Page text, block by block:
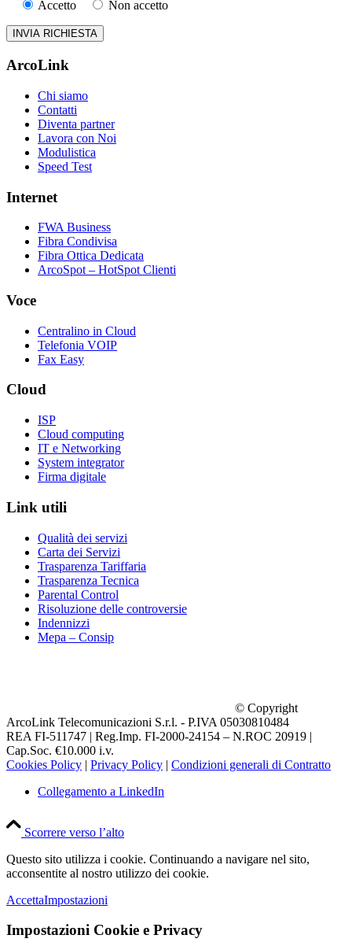
Accetto
Non accetto
ArcoLink
Chi siamo
Contatti
Diventa partner
Lavora con Noi
Modulistica
Speed Test
Internet
FWA Business
Fibra Condivisa
Fibra Ottica Dedicata
ArcoSpot – HotSpot Clienti
Voce
Centralino in Cloud
Telefonia VOIP
Fax Easy
Cloud
ISP
Cloud computing
IT e Networking
System integrator
Firma digitale
Link utili
Qualità dei servizi
Carta dei Servizi
Trasparenza Tariffaria
Trasparenza Tecnica
Parental Control
Risoluzione delle controversie
Indennizzi
Mepa – Consip
© Copyright
ArcoLink Telecomunicazioni S.r.l. - P.IVA 05030810484
REA FI-511747 | Reg.Imp. FI-2000-24154 – N.ROC 20919 |
Cap.Soc. €10.000 i.v.
Cookies Policy | Privacy Policy | Condizioni generali di Contratto
Collegamento a LinkedIn
Scorrere verso l’alto
Questo sito utilizza i cookie. Continuando a navigare nel sito,
acconsentite al nostro utilizzo dei cookie.
AccettaImpostazioni
Impostazioni Cookie e Privacy